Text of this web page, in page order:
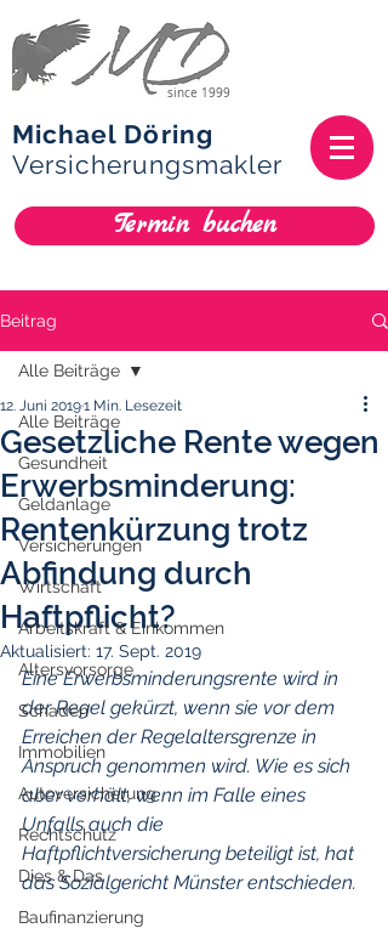
since 1999
Michael Döring
Versicherungsmakler
Termin buchen
Beitrag
Alle Beiträge
Gesundheit
Geldanlage
Versicherungen
Wirtschaft
Arbeitskraft & Einkommen
Altersvorsorge
Schaden
Immobilien
Autoversicherung
Rechtschutz
Dies & Das
Baufinanzierung
Alle Beiträge
Gesetzliche Rente wegen
Erwerbsminderung:
Rentenkürzung trotz
Abfindung durch
Haftpflicht?
12. Juni 20191 Min. Lesezeit
Aktualisiert: 17. Sept. 2019
Eine Erwerbsminderungsrente wird in
der Regel gekürzt, wenn sie vor dem
Erreichen der Regelaltersgrenze in
Anspruch genommen wird. Wie es sich
aber verhält, wenn im Falle eines
Unfalls auch die
Haftpflichtversicherung beteiligt ist, hat
das Sozialgericht Münster entschieden.